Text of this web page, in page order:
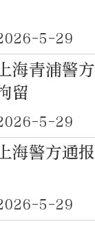
5-29
上海青浦警
留
5-29
上海警方通
5-29